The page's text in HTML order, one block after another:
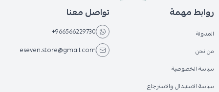
روابط مهمة
المدونة
من نحن
سياسة الخصوصية
سياسة الاستبدال والاسترجاع
تواصل معنا
+966566229730
eseven.store@gmail.com